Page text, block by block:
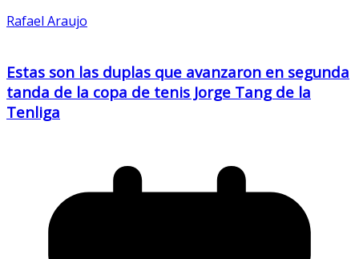
Rafael Araujo
Estas son las duplas que avanzaron en segunda
tanda de la copa de tenis Jorge Tang de la
Tenliga